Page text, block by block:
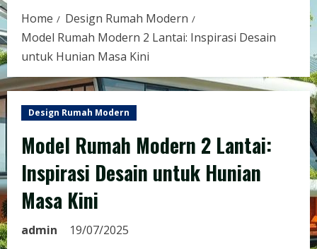
Home
Design Rumah Modern
Model Rumah Modern 2 Lantai: Inspirasi Desain
untuk Hunian Masa Kini
Design Rumah Modern
Model Rumah Modern 2 Lantai:
Inspirasi Desain untuk Hunian
Masa Kini
admin 19/07/2025